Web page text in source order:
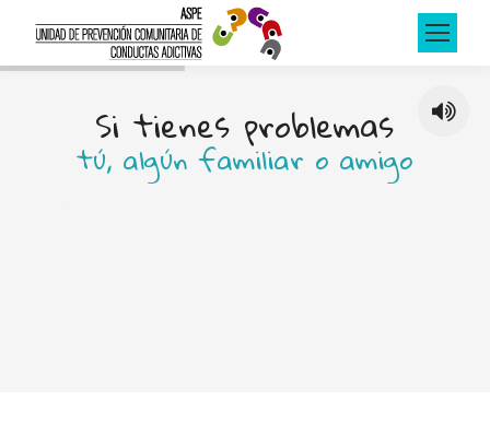
Si tienes problemas
tú, algún familiar o amigo
de rn